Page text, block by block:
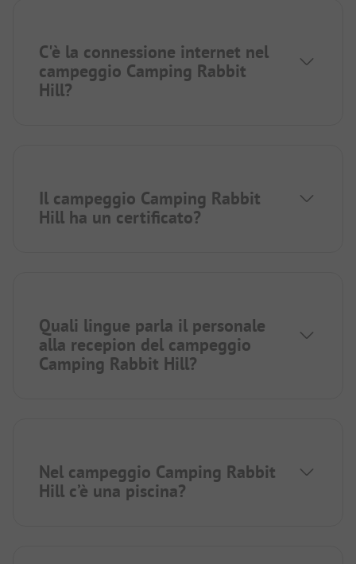
C'è la connessione internet nel
campeggio Camping Rabbit
Hill?
Il campeggio Camping Rabbit
Hill ha un certificato?
Quali lingue parla il personale
alla recepion del campeggio
Camping Rabbit Hill?
Nel campeggio Camping Rabbit
Hill c’è una piscina?